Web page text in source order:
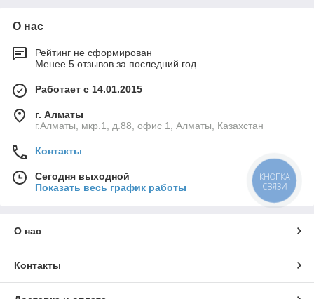
О нас
Рейтинг не сформирован
Менее 5 отзывов за последний год
Работает с 14.01.2015
г. Алматы
г.Алматы, мкр.1, д.88, офис 1, Алматы, Казахстан
Контакты
Сегодня выходной
Показать весь график работы
О нас
Контакты
КНОПКА
СВЯЗИ